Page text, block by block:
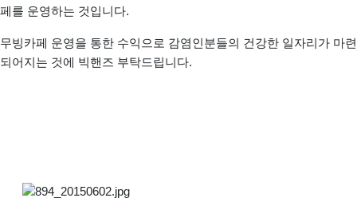
페를 운영하는 것입니다.
무빙카페 운영을 통한 수익으로 감염인분들의 건강한 일자리가 마련
되어지는 것에 빅핸즈 부탁드립니다.